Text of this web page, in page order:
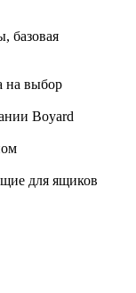
базовая
на выбор
Boyard
для ящиков